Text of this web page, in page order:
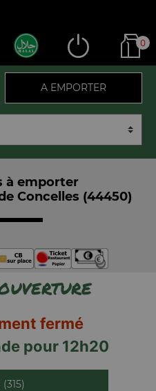
0
A EMPORTER
à emporter
Concelles (44450)
fermé
pour 12h20